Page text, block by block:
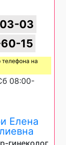
03
15
на
08:00-
Елена